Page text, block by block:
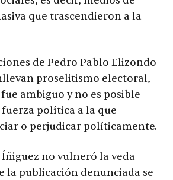
que trascendieron a la
de Pedro Pablo Elizondo
proselitismo electoral,
ambiguo y no es posible
política a la que
o perjudicar políticamente.
Íñiguez no vulneró la veda
la publicación denunciada se